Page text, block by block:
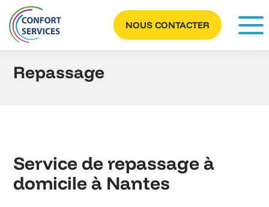
NOUS CONTACTER
Repassage
Service de repassage à
domicile à Nantes
Panneau de gestion des cookies